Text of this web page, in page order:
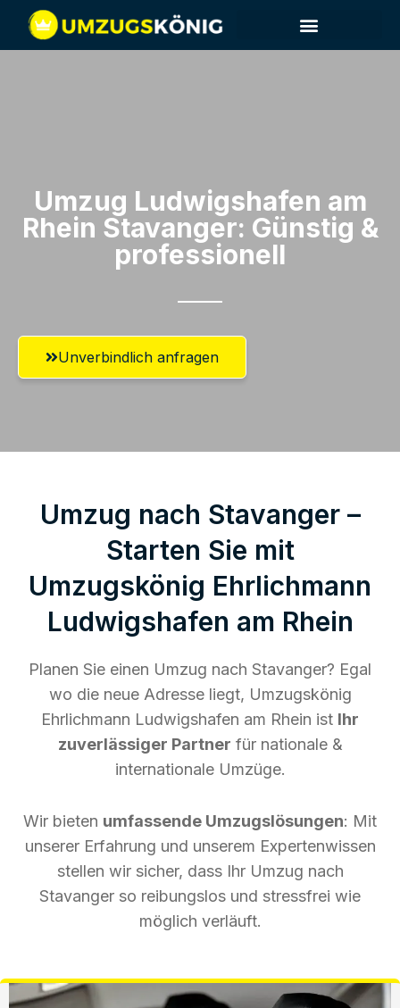
Umzug Ludwigshafen am
Rhein​ Stavanger: Günstig &
professionell​
Unverbindlich anfragen
Umzug nach Stavanger –
Starten Sie mit
Umzugskönig Ehrlichmann
Ludwigshafen am Rhein
Planen Sie einen Umzug nach Stavanger? Egal
wo die neue Adresse liegt, Umzugskönig
Ehrlichmann Ludwigshafen am Rhein ist Ihr
zuverlässiger Partner für nationale &
internationale Umzüge.
Wir bieten umfassende Umzugslösungen: Mit
unserer Erfahrung und unserem Expertenwissen
stellen wir sicher, dass Ihr Umzug nach
Stavanger so reibungslos und stressfrei wie
möglich verläuft.